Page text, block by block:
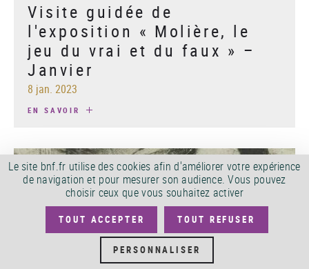
Visite guidée de
l'exposition « Molière, le
jeu du vrai et du faux » –
Janvier
8 jan. 2023
EN SAVOIR
Le site bnf.fr utilise des cookies afin d'améliorer votre expérience
de navigation et pour mesurer son audience. Vous pouvez
choisir ceux que vous souhaitez activer
TOUT ACCEPTER TOUT REFUSER
PERSONNALISER